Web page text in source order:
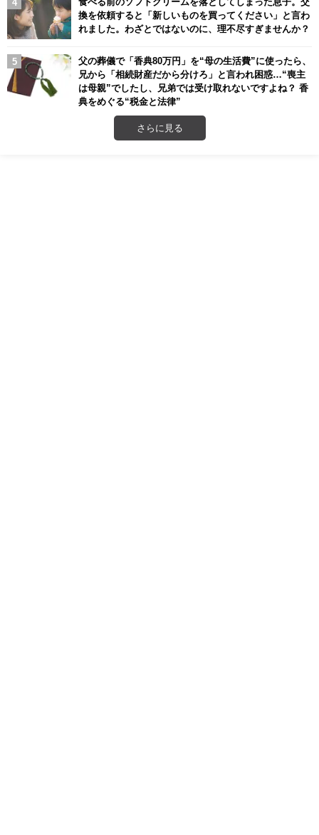
換を依頼すると「新しいものを買ってください」と言わ
れました。わざとではないのに、理不尽すぎませんか？
父の葬儀で「香典80万円」を“母の生活費”に使ったら、
兄から「相続財産だから分けろ」と言われ困惑…“喪主
は母親”でしたし、兄弟では受け取れないですよね？ 香
典をめぐる“税金と法律”
さらに見る